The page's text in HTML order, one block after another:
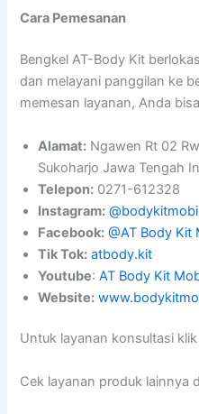
Cara Pemesanan
Bengkel AT-Body Kit
dan melayani panggilan ke
memesan layanan, Anda
Alamat: Ngawen Rt 02
Sukoharjo Jawa Tengah
Telepon: 0271-612328
Instagram:
Facebook: @AT Body Kit
Tik Tok: atbody.kit
Youtube:AT Body Kit
Website:
Untuk layanan konsultasi klik
Cek layanan produk lainnya